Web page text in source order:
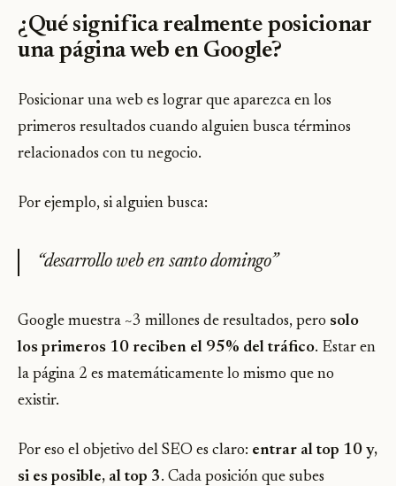
¿Qué significa realmente posicionar
una página web en Google?
Posicionar una web es lograr que aparezca en los
primeros resultados cuando alguien busca términos
relacionados con tu negocio.
Por ejemplo, si alguien busca:
“desarrollo web en santo domingo”
Google muestra ~3 millones de resultados, pero solo
los primeros 10 reciben el 95% del tráfico. Estar en
la página 2 es matemáticamente lo mismo que no
existir.
Por eso el objetivo del SEO es claro: entrar al top 10 y,
si es posible, al top 3. Cada posición que subes